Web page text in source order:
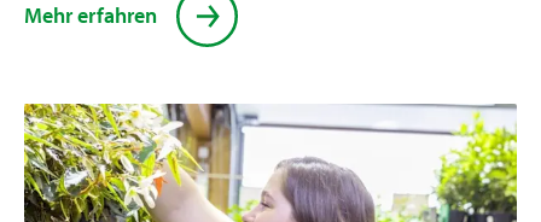
Mehr erfahren